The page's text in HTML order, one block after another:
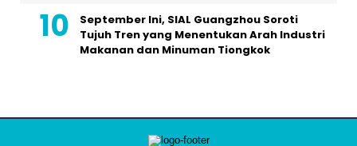
September Ini, SIAL Guangzhou Soroti
Tujuh Tren yang Menentukan Arah Industri
Makanan dan Minuman Tiongkok